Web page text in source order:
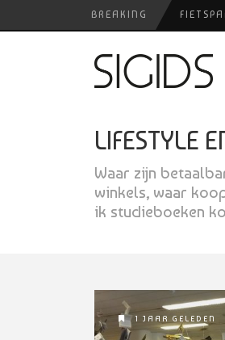
BREAKING
USED
LIFESTYLE
Waar zijn
winkels, waar
ik studieboeken
1 JAAR GELEDEN